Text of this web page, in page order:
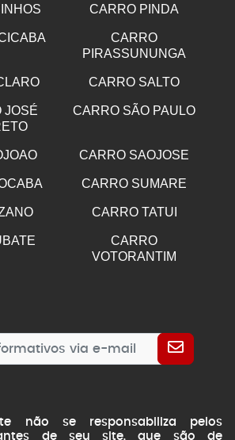
CARRO PINDA
CARRO
PIRASSUNUNGA
CARRO SALTO
JOSÉ
CARRO SÃO PAULO
CARRO SAOJOSE
CARRO SUMARE
CARRO TATUI
CARRO
VOTORANTIM
não se responsabiliza pelos
de seu site, que são de